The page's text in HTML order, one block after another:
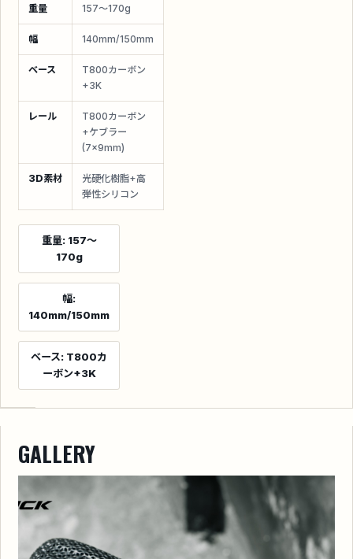
重量 157〜170g
幅 140mm/150mm
ベース
T800カーボン
+3K
レール
T800カーボン
+ケブラー
(7×9mm)
3D素材
光硬化樹脂+高
弾性シリコン
重量: 157〜
170g
幅:
140mm/150mm
ベース: T800カ
ーボン+3K
GALLERY